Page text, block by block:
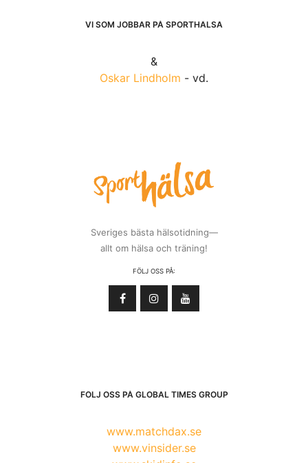
VI SOM JOBBAR PÅ SPORTHÄLSA
&
Oskar Lindholm - vd.
Sveriges bästa hälsotidning—
allt om hälsa och träning!
FÖLJ OSS PÅ:
FÖLJ OSS PÅ GLOBAL TIMES GROUP
www.matchdax.se
www.vinsider.se